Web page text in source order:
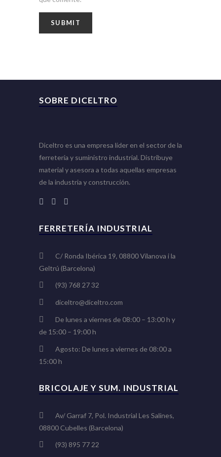
SOBRE DICELTRO
Diceltro es una empresa líder en el sector de la
ferretería y suministro industrial. Distribuye
material y asesora a todas aquellas empresas
de la industria y construcción.
FERRETERÍA INDUSTRIAL
C/ Ronda Ibérica 19, 08800 Vilanova i la
Geltrú (Barcelona)
(93) 768 27 32
diceltro@diceltro.com
De lunes a viernes de 08:00 – 13:00 h y
de 15:00 – 19:00 h
Agosto: De lunes a viernes de 08:00 a
15:00 h
BRICOLAJE Y SUM. INDUSTRIAL
Av/ Garraf 7, Pol. Industrial Les Salines,
08800 Cubelles (Barcelona)
(93) 895 77 22